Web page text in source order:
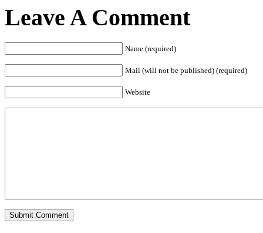
Leave A Comment
Name (required)
Mail (will not be published) (required)
Website